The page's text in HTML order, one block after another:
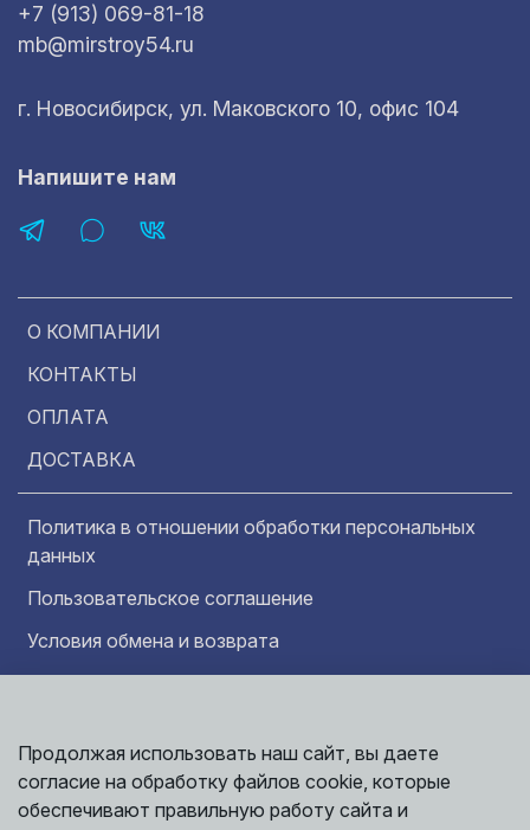
О КОМПАНИИ
КОНТАКТЫ
ОПЛАТА
ДОСТАВКА
Политика в отношении обработки персональных
данных
Пользовательское соглашение
Условия обмена и возврата
+7 (913) 069-81-18
mb@mirstroy54.ru
г. Новосибирск, ул. Маковского 10, офис 104
Напишите нам
Информация представленная на сайте
носит исключительно ознакомительный
характер и ни при каких условиях не может
считаться публичной офертой. Точные
Продолжая использовать наш сайт, вы даете
согласие на обработку файлов cookie, которые
обеспечивают правильную работу сайта и
обработки